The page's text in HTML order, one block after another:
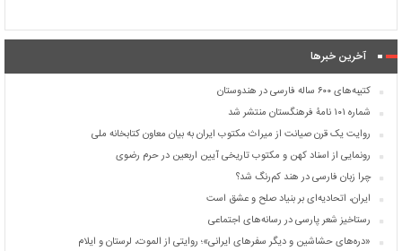
آخرین خبرها
کتیبه‌های ۶۰۰ ساله فارسی در هندوستان
شماره ۱۰۱ نامۀ فرهنگستان منتشر شد
روایت یک قرن صیانت از میراث مکتوب ایران به بیان معاون کتابخانه ملی
رونمایی از اسناد کهن و مکتوب تاریخی آیین اربعین در حرم رضوی
چرا زبان فارسی در هند کم‌رنگ شد؟
ایران، اتحادیه‌ای بر بنیاد صلح و عشق است
رستاخیز شعر پارسی در رسانه‌های اجتماعی
«دره‌های حشاشین و دیگر سفرهای ایرانی»؛ روایتی از الموت، لرستان و ایلام